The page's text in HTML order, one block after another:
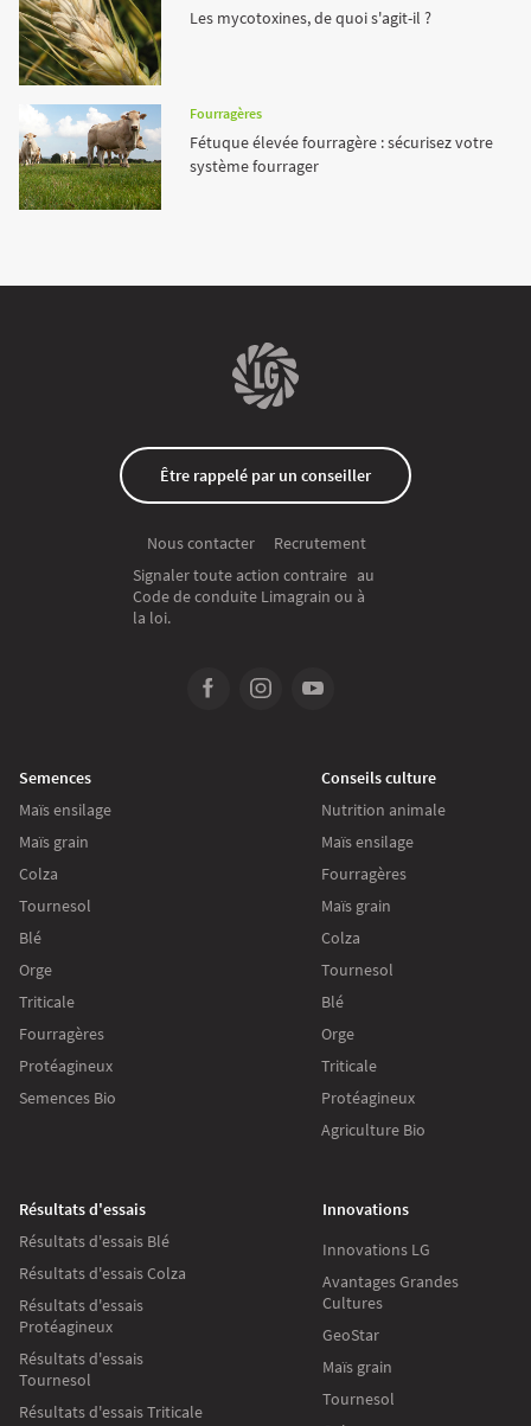
Les mycotoxines, de quoi s'agit-il ?
Fourragères
Fétuque élevée fourragère : sécurisez votre
système fourrager
Être rappelé par un conseiller
Nous contacter
Recrutement
Signaler toute action contraire au
Code de conduite Limagrain ou à
la loi.
Semences
Maïs ensilage
Maïs grain
Colza
Tournesol
Blé
Orge
Triticale
Fourragères
Protéagineux
Semences Bio
Conseils culture
Nutrition animale
Maïs ensilage
Fourragères
Maïs grain
Colza
Tournesol
Blé
Orge
Triticale
Protéagineux
Agriculture Bio
Résultats d'essais
Résultats d'essais Blé
Résultats d'essais Colza
Résultats d'essais
Protéagineux
Résultats d'essais
Tournesol
Résultats d'essais Triticale
Innovations
Innovations LG
Avantages Grandes
Cultures
GeoStar
Maïs grain
Tournesol